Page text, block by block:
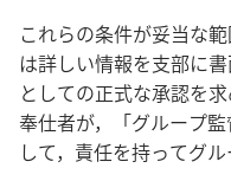
これらの条件が妥当な
は詳しい情報を支部に
としての正式な承認を
奉仕者が，「グループ
して，責任を持ってグル